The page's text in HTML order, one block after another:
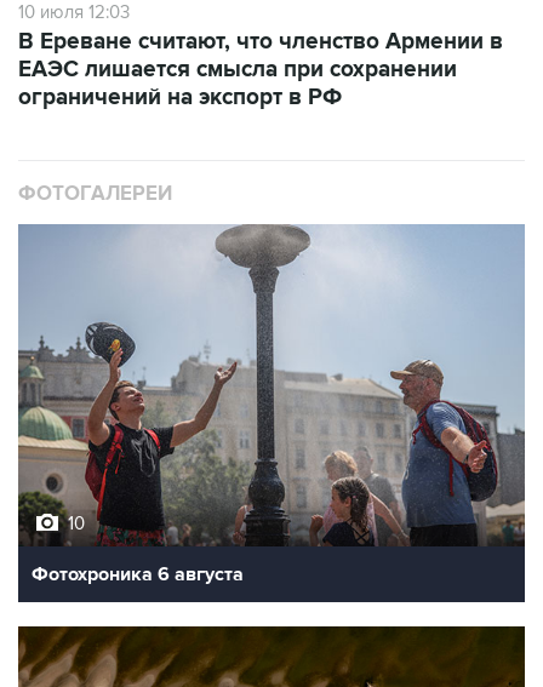
10 июля 12:03
В Ереване считают, что членство Армении в
ЕАЭС лишается смысла при сохранении
ограничений на экспорт в РФ
ФОТОГАЛЕРЕИ
10
Фотохроника 6 августа